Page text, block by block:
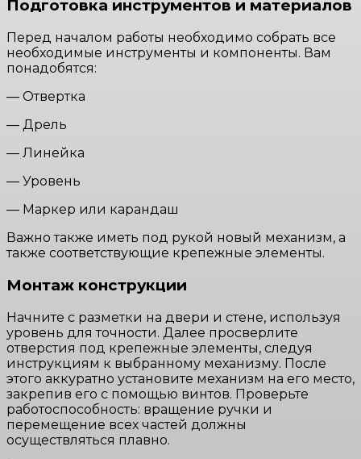
Подготовка инструментов и материалов
Перед началом работы необходимо собрать все
необходимые инструменты и компоненты. Вам
понадобятся:
— Отвертка
— Дрель
— Линейка
— Уровень
— Маркер или карандаш
Важно также иметь под рукой новый механизм, а
также соответствующие крепежные элементы.
Монтаж конструкции
Начните с разметки на двери и стене, используя
уровень для точности. Далее просверлите
отверстия под крепежные элементы, следуя
инструкциям к выбранному механизму. После
этого аккуратно установите механизм на его место,
закрепив его с помощью винтов. Проверьте
работоспособность: вращение ручки и
перемещение всех частей должны
осуществляться плавно.